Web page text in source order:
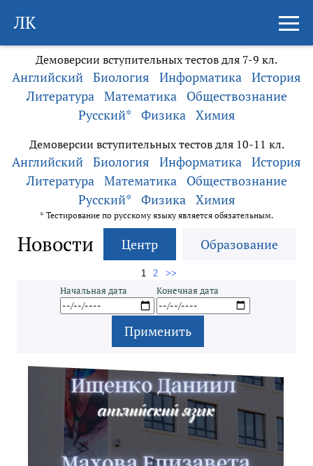
ЛК
Демоверсии вступительных тестов для 7-9 кл.
Английский Биология Информатика История
Литература
Математика
Обществознание
Русский*
Физика Химия
Демоверсии вступительных тестов для 10-11 кл.
Английский Биология Информатика История
Литература
Математика
Обществознание
Русский*
Физика Химия
* Тестирование по русскому языку является обязательным.
Новости Центр Образование
1 2 >>
Начальная дата Конечная дата